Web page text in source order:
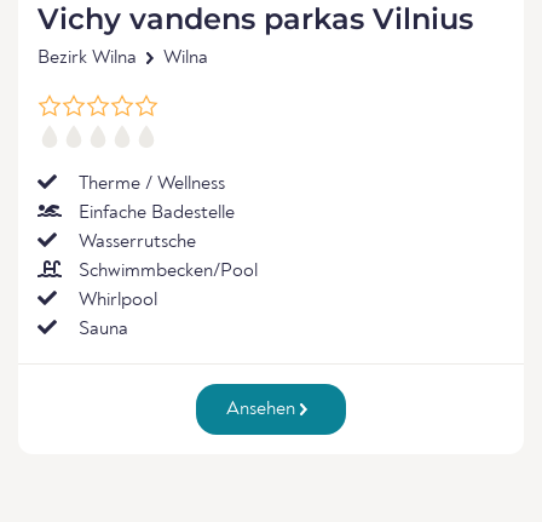
Vichy vandens parkas Vilnius
Bezirk Wilna Wilna
Therme / Wellness
Einfache Badestelle
Wasserrutsche
Schwimmbecken/Pool
Whirlpool
Sauna
Ansehen